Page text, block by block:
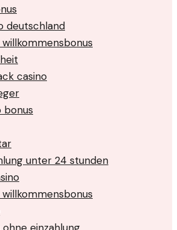
deutschland
casino
bonus
unter 24 stunden